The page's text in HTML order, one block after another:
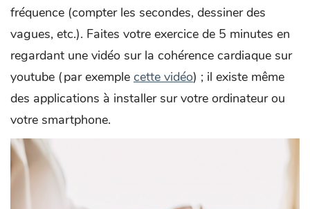
fréquence (compter les secondes, dessiner des
vagues, etc.). Faites votre exercice de 5 minutes en
regardant une vidéo sur la cohérence cardiaque sur
youtube (par exemple cette vidéo) ; il existe même
des applications à installer sur votre ordinateur ou
votre smartphone.